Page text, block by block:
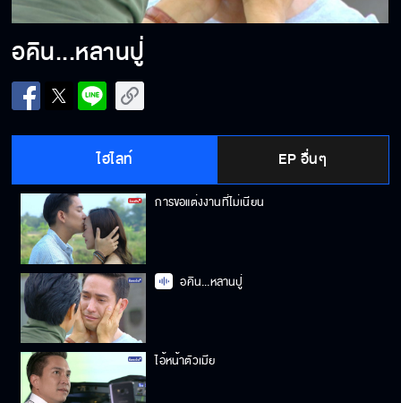
อคิน...หลานปู่
ไฮไลท์ EP อื่นๆ
การขอแต่งงานที่ไม่เนียน
อคิน...หลานปู่
ไอ้หน้าตัวเมีย